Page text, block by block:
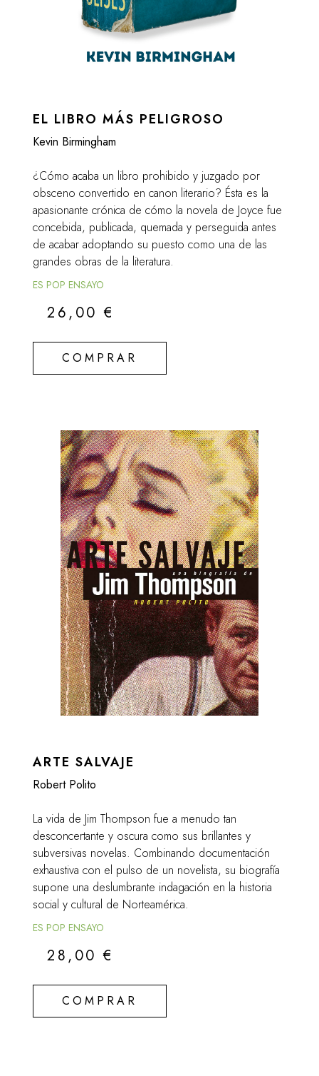
EL LIBRO MÁS PELIGROSO
Kevin Birmingham
¿Cómo acaba un libro prohibido y juzgado por
obsceno convertido en canon literario? Ésta es la
apasionante crónica de cómo la novela de Joyce fue
concebida, publicada, quemada y perseguida antes
de acabar adoptando su puesto como una de las
grandes obras de la literatura.
ES POP ENSAYO
26,00€
COMPRAR
ARTE SALVAJE
Robert Polito
La vida de Jim Thompson fue a menudo tan
desconcertante y oscura como sus brillantes y
subversivas novelas. Combinando documentación
exhaustiva con el pulso de un novelista, su biografía
supone una deslumbrante indagación en la historia
social y cultural de Norteamérica.
ES POP ENSAYO
28,00€
COMPRAR